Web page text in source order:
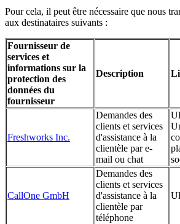
Pour cela, il peut être nécessaire que nous
aux destinataires suivants :
Fournisseur de
services et
informations sur la
protection des
données du
fournisseur
Description
Freshworks Inc.
Demandes des
clients et services
d'assistance à la
clientèle par e-
mail ou chat
CallOne GmbH
Demandes des
clients et services
d'assistance à la
clientèle par
téléphone